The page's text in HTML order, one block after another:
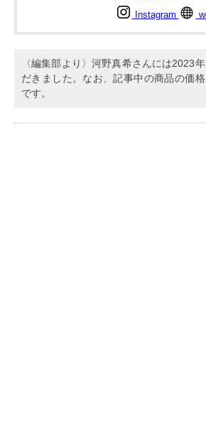
Instagram
〈編集部より〉河野真希さんには2023
だきました。なお、記事中の商品の価
です。